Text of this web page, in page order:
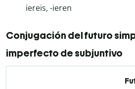
iereis, -ieren
Conjugación del futuro
imperfecto de subjuntivo